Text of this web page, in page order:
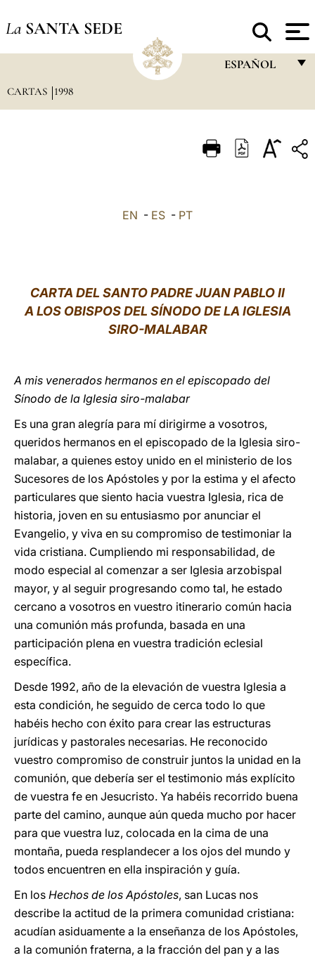
La SANTA SEDE
ESPAÑOL
ITALIANO
中文
CARTAS 1998
EN - ES - PT
CARTA DEL SANTO PADRE JUAN PABLO II
A LOS OBISPOS DEL SÍNODO DE LA IGLESIA
SIRO-MALABAR
A mis venerados hermanos en el episcopado del
Sínodo de la Iglesia siro-malabar
Es una gran alegría para mí dirigirme a vosotros,
queridos hermanos en el episcopado de la Iglesia siro-
malabar, a quienes estoy unido en el ministerio de los
Sucesores de los Apóstoles y por la estima y el afecto
particulares que siento hacia vuestra Iglesia, rica de
historia, joven en su entusiasmo por anunciar el
Evangelio, y viva en su compromiso de testimoniar la
vida cristiana. Cumpliendo mi responsabilidad, de
modo especial al comenzar a ser Iglesia arzobispal
mayor, y al seguir progresando como tal, he estado
cercano a vosotros en vuestro itinerario común hacia
una comunión más profunda, basada en una
participación plena en vuestra tradición eclesial
específica.
Desde 1992, año de la elevación de vuestra Iglesia a
esta condición, he seguido de cerca todo lo que
habéis hecho con éxito para crear las estructuras
jurídicas y pastorales necesarias. He reconocido
vuestro compromiso de construir juntos la unidad en la
comunión, que debería ser el testimonio más explícito
de vuestra fe en Jesucristo. Ya habéis recorrido buena
parte del camino, aunque aún queda mucho por hacer
para que vuestra luz, colocada en la cima de una
montaña, pueda resplandecer a los ojos del mundo y
todos encuentren en ella inspiración y guía.
En los Hechos de los Apóstoles, san Lucas nos
describe la actitud de la primera comunidad cristiana:
acudían asiduamente a la enseñanza de los Apóstoles,
a la comunión fraterna, a la fracción del pan y a las